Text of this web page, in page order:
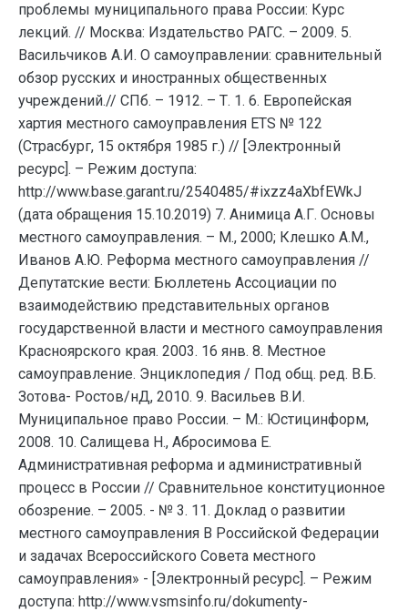
проблемы муниципального права России: Курс
лекций. // Москва: Издательство РАГС. – 2009. 5.
Васильчиков А.И. О самоуправлении: сравнительный
обзор русских и иностранных общественных
учреждений.// СПб. – 1912. – Т. 1. 6. Европейская
хартия местного самоуправления ETS № 122
(Страсбург, 15 октября 1985 г.) // [Электронный
ресурс]. – Режим доступа:
http://www.base.garant.ru/2540485/#ixzz4aXbfEWkJ
(дата обращения 15.10.2019) 7. Анимица А.Г. Основы
местного самоуправления. – М., 2000; Клешко А.М.,
Иванов А.Ю. Реформа местного самоуправления //
Депутатские вести: Бюллетень Ассоциации по
взаимодействию представительных органов
государственной власти и местного самоуправления
Красноярского края. 2003. 16 янв. 8. Местное
самоуправление. Энциклопедия / Под общ. ред. В.Б.
Зотова- Ростов/нД, 2010. 9. Васильев В.И.
Муниципальное право России. – М.: Юстицинформ,
2008. 10. Салищева Н., Абросимова Е.
Административная реформа и административный
процесс в России // Сравнительное конституционное
обозрение. – 2005. - № 3. 11. Доклад о развитии
местного самоуправления В Российской Федерации
и задачах Всероссийского Совета местного
самоуправления» - [Электронный ресурс]. – Режим
доступа: http://www.vsmsinfo.ru/dokumenty-